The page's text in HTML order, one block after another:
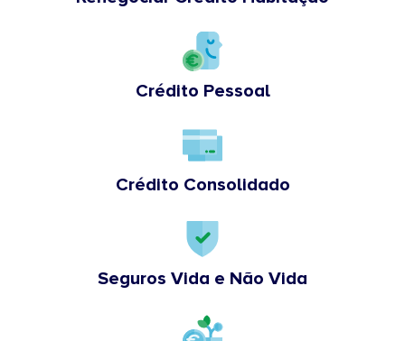
Crédito Pessoal
Crédito Consolidado
Seguros Vida e Não Vida